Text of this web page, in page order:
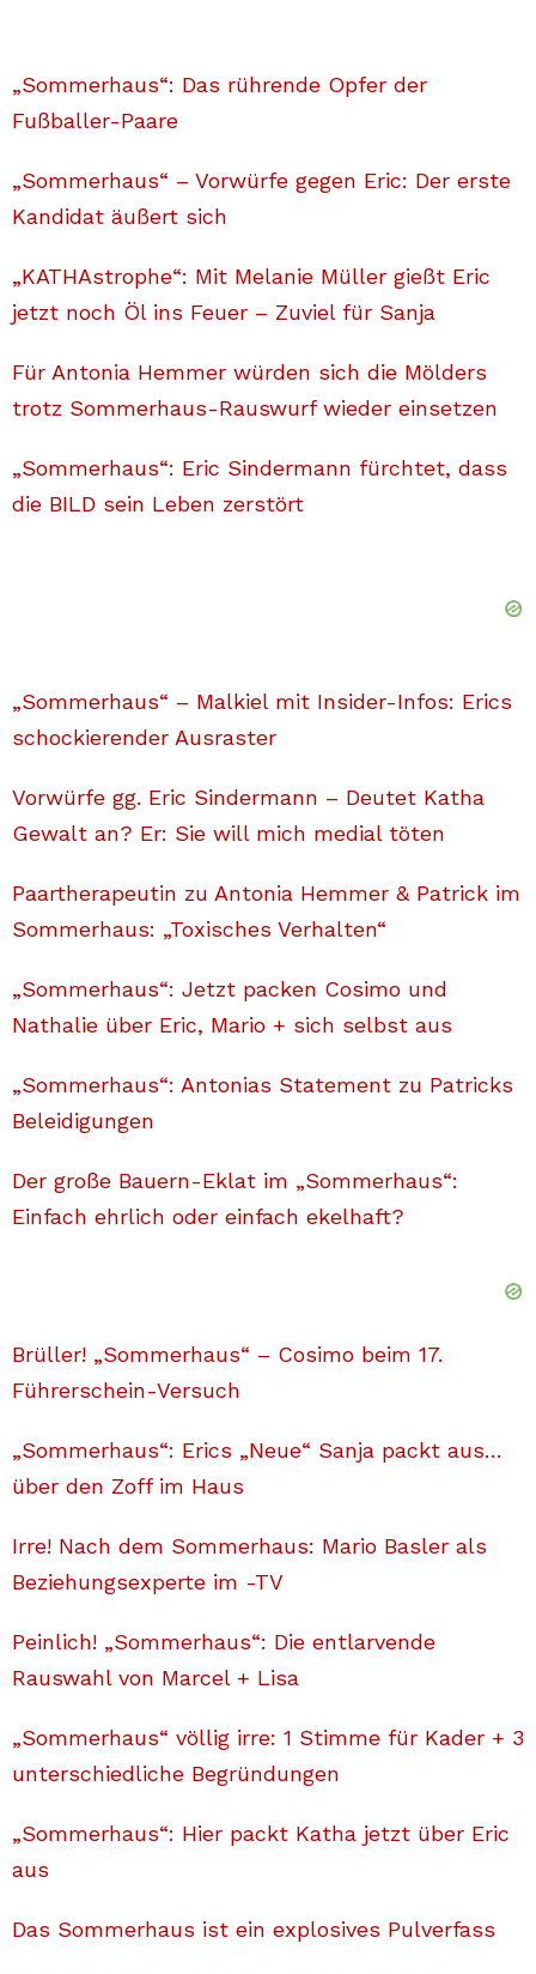
„Sommerhaus“: Das rührende Opfer der
Fußballer-Paare
„Sommerhaus“ – Vorwürfe gegen Eric: Der erste
Kandidat äußert sich
„KATHAstrophe“: Mit Melanie Müller gießt Eric
jetzt noch Öl ins Feuer – Zuviel für Sanja
Für Antonia Hemmer würden sich die Mölders
trotz Sommerhaus-Rauswurf wieder einsetzen
„Sommerhaus“: Eric Sindermann fürchtet, dass
die BILD sein Leben zerstört
„Sommerhaus“ – Malkiel mit Insider-Infos: Erics
schockierender Ausraster
Vorwürfe gg. Eric Sindermann – Deutet Katha
Gewalt an? Er: Sie will mich medial töten
Paartherapeutin zu Antonia Hemmer & Patrick im
Sommerhaus: „Toxisches Verhalten“
„Sommerhaus“: Jetzt packen Cosimo und
Nathalie über Eric, Mario + sich selbst aus
„Sommerhaus“: Antonias Statement zu Patricks
Beleidigungen
Der große Bauern-Eklat im „Sommerhaus“:
Einfach ehrlich oder einfach ekelhaft?
Brüller! „Sommerhaus“ – Cosimo beim 17.
Führerschein-Versuch
„Sommerhaus“: Erics „Neue“ Sanja packt aus…
über den Zoff im Haus
Irre! Nach dem Sommerhaus: Mario Basler als
Beziehungsexperte im -TV
Peinlich! „Sommerhaus“: Die entlarvende
Rauswahl von Marcel + Lisa
„Sommerhaus“ völlig irre: 1 Stimme für Kader + 3
unterschiedliche Begründungen
„Sommerhaus“: Hier packt Katha jetzt über Eric
aus
Das Sommerhaus ist ein explosives Pulverfass